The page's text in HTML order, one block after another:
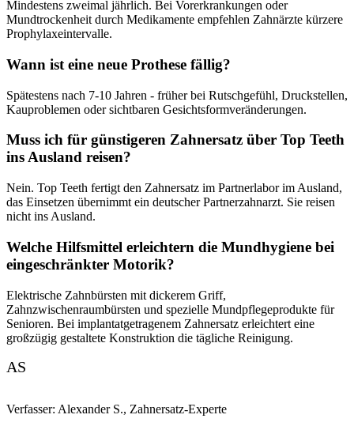
Mindestens zweimal jährlich. Bei Vorerkrankungen oder
Mundtrockenheit durch Medikamente empfehlen Zahnärzte kürzere
Prophylaxeintervalle.
Wann ist eine neue Prothese fällig?
Spätestens nach 7-10 Jahren - früher bei Rutschgefühl, Druckstellen,
Kauproblemen oder sichtbaren Gesichtsformveränderungen.
Muss ich für günstigeren Zahnersatz über Top Teeth
ins Ausland reisen?
Nein. Top Teeth fertigt den Zahnersatz im Partnerlabor im Ausland,
das Einsetzen übernimmt ein deutscher Partnerzahnarzt. Sie reisen
nicht ins Ausland.
Welche Hilfsmittel erleichtern die Mundhygiene bei
eingeschränkter Motorik?
Elektrische Zahnbürsten mit dickerem Griff,
Zahnzwischenraumbürsten und spezielle Mundpflegeprodukte für
Senioren. Bei implantatgetragenem Zahnersatz erleichtert eine
großzügig gestaltete Konstruktion die tägliche Reinigung.
AS
Verfasser: Alexander S., Zahnersatz-Experte